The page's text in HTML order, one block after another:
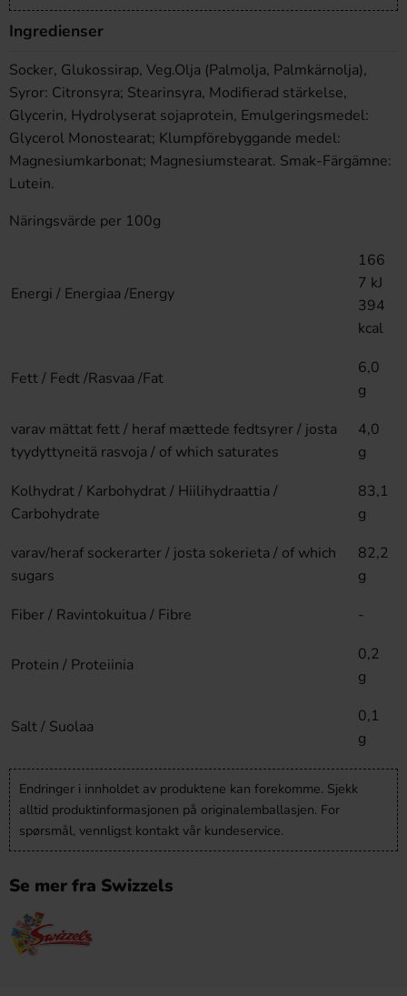
Ingredienser
Socker, Glukossirap, Veg.Olja (Palmolja, Palmkärnolja),
Syror: Citronsyra; Stearinsyra, Modifierad stärkelse,
Glycerin, Hydrolyserat sojaprotein, Emulgeringsmedel:
Glycerol Monostearat; Klumpförebyggande medel:
Magnesiumkarbonat; Magnesiumstearat. Smak-Färgämne:
Lutein.
Näringsvärde per 100g
Energi / Energiaa /Energy
166
7 kJ
394
kcal
Fett / Fedt /Rasvaa /Fat
6,0
g
varav mättat fett / heraf mættede fedtsyrer / josta
tyydyttyneitä rasvoja / of which saturates
4,0
g
Kolhydrat / Karbohydrat / Hiilihydraattia /
Carbohydrate
83,1
g
varav/heraf sockerarter / josta sokerieta / of which
sugars
82,2
g
Fiber / Ravintokuitua / Fibre
-
Protein / Proteiinia
0,2
g
Salt / Suolaa
0,1
g
Endringer i innholdet av produktene kan forekomme. Sjekk
alltid produktinformasjonen på originalemballasjen. For
spørsmål, vennligst kontakt vår kundeservice.
Se mer fra Swizzels